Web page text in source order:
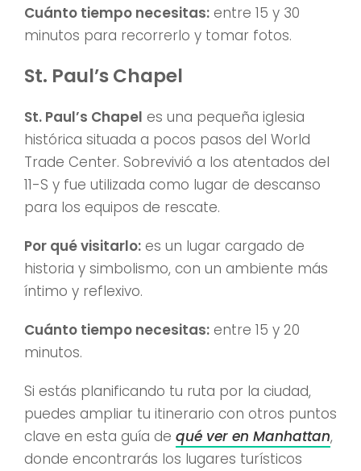
Cuánto tiempo necesitas: entre 15 y 30
minutos para recorrerlo y tomar fotos.
St. Paul’s Chapel
St. Paul’s Chapel es una pequeña iglesia
histórica situada a pocos pasos del World
Trade Center. Sobrevivió a los atentados del
11-S y fue utilizada como lugar de descanso
para los equipos de rescate.
Por qué visitarlo: es un lugar cargado de
historia y simbolismo, con un ambiente más
íntimo y reflexivo.
Cuánto tiempo necesitas: entre 15 y 20
minutos.
Si estás planificando tu ruta por la ciudad,
puedes ampliar tu itinerario con otros puntos
clave en esta guía de qué ver en Manhattan,
donde encontrarás los lugares turísticos